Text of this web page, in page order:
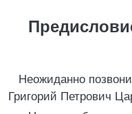
Неожиданно
Григорий Петрович